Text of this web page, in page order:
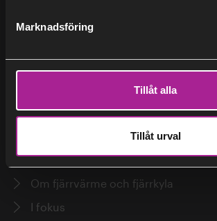
Marknadsföring
Tillåt alla
Tillåt urval
Cornelia
Erik Dahlén
Kundservice
Personuppgiftspolicy
Vår visselblåsartjänst / Our
Huvudmeny
Om fjärrvärme och fjärrkyla
I fokus